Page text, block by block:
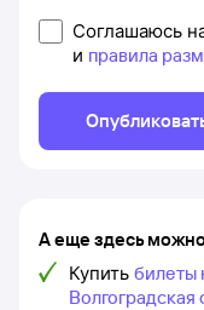
Соглашаюсь
и правила
А еще здесь
Купить билеты
Волгоградская